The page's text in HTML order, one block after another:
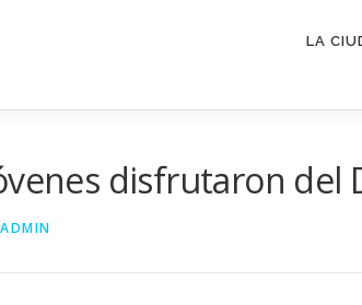
LA
disfrutaron del
ADMIN